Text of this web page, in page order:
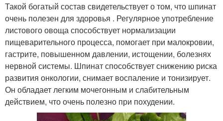
Такой богатый состав свидетельствует о том, что шпинат
очень полезен для здоровья . Регулярное употребление
листового овоща способствует нормализации
пищеварительного процесса, помогает при малокровии,
гастрите, повышенном давлении, истощении, болезнях
нервной системы. Шпинат способствует снижению риска
развития онкологии, снимает воспаление и тонизирует.
Он обладает легким мочегонным и слабительным
действием, что очень полезно при похудении.